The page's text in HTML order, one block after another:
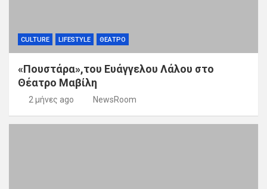
CULTURE LIFESTYLE ΘΕΑΤΡΟ
«Πουστάρα»,του Ευάγγελου Λάλου στο
Θέατρο Μαβίλη
2 μήνες ago NewsRoom